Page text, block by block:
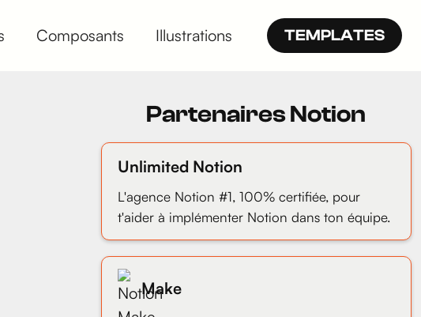
Composants Illustrations TEMPLATES
Partenaires Notion
Unlimited Notion
L'agence Notion #1, 100% certifiée, pour
t'aider à implémenter Notion dans ton équipe.
Make